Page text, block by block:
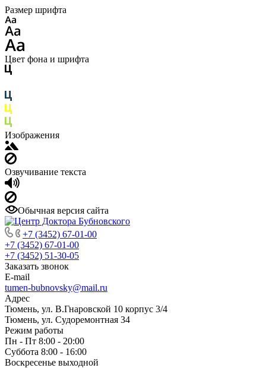
Размер шрифта
Цвет фона и шрифта
Изображения
Озвучивание текста
Обычная версия сайта
+7 (3452) 67-01-00
+7 (3452) 67-01-00
+7 (3452) 51-30-05
Заказать звонок
E-mail
tumen-bubnovsky@mail.ru
Адрес
Тюмень, ул. В.Гнаровской 10 корпус 3/4
Тюмень, ул. Судоремонтная 34
Режим работы
Пн - Пт 8:00 - 20:00
Суббота 8:00 - 16:00
Воскресенье выходной